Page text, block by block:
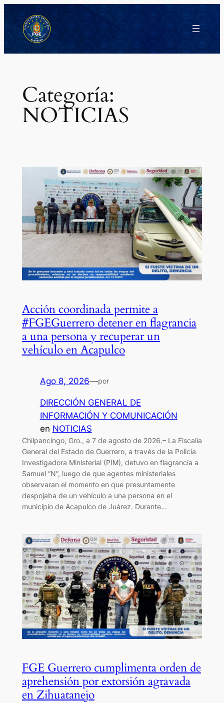
Saltar
al
contenido
Categoría:
NOTICIAS
Acción coordinada permite a
#FGEGuerrero detener en flagrancia
a una persona y recuperar un
vehículo en Acapulco
Ago 8, 2026—por
DIRECCIÓN GENERAL DE
INFORMACIÓN Y COMUNICACIÓN
en NOTICIAS
Chilpancingo, Gro., a 7 de agosto de 2026.– La Fiscalía
General del Estado de Guerrero, a través de la Policía
Investigadora Ministerial (PIM), detuvo en flagrancia a
Samuel “N”, luego de que agentes ministeriales
observaran el momento en que presuntamente
despojaba de un vehículo a una persona en el
municipio de Acapulco de Juárez. Durante…
FGE Guerrero cumplimenta orden de
aprehensión por extorsión agravada
en Zihuatanejo